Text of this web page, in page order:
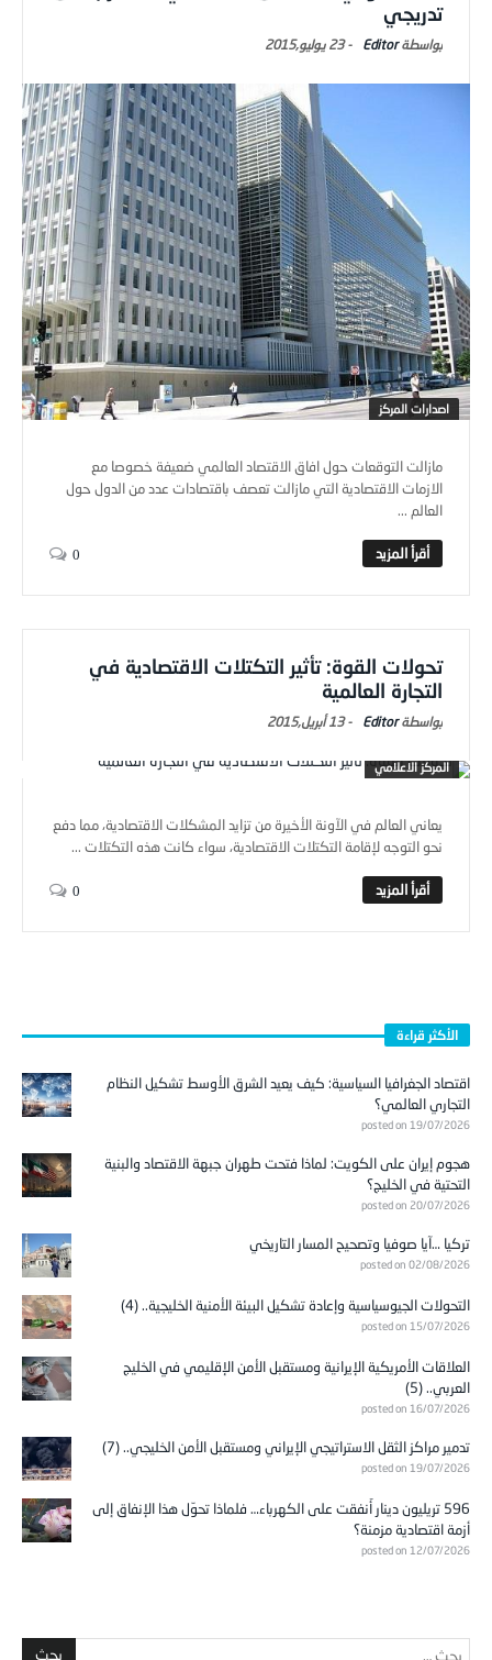
تدريجي
Editor
-23 يوليو,2015
اصدارات المركز
مازالت التوقعات حول افاق الاقتصاد العالمي ضعيفة خصوصا مع
الازمات الاقتصادية التي مازالت تعصف باقتصادات عدد من الدول حول
العالم ...
0
تحولات القوة: تأثير التكتلات الاقتصادية في
التجارة العالمية
Editor
-13 أبريل,2015
المركز الاعلامي
يعاني العالم في الآونة الأخيرة من تزايد المشكلات الاقتصادية، مما دفع
نحو التوجه لإقامة التكتلات الاقتصادية، سواء كانت هذه التكتلات ...
0
الأكثر قراءة
اقتصاد الجغرافيا السياسية: كيف يعيد الشرق الأوسط تشكيل النظام
التجاري العالمي؟
posted on 19/07/2026
هجوم إيران على الكويت: لماذا فتحت طهران جبهة الاقتصاد والبنية
التحتية في الخليج؟
posted on 20/07/2026
تركيا …آيا صوفيا وتصحيح المسار التاريخي
posted on 02/08/2026
التحولات الجيوسياسية وإعادة تشكيل البيئة الأمنية الخليجية.. (4)
posted on 15/07/2026
العلاقات الأمريكية الإيرانية ومستقبل الأمن الإقليمي في الخليج
العربي.. (5)
posted on 16/07/2026
تدمير مراكز الثقل الاستراتيجي الإيراني ومستقبل الأمن الخليجي.. (7)
posted on 19/07/2026
596 تريليون دينار أُنفقت على الكهرباء… فلماذا تحوّل هذا الإنفاق إلى
أزمة اقتصادية مزمنة؟
posted on 12/07/2026